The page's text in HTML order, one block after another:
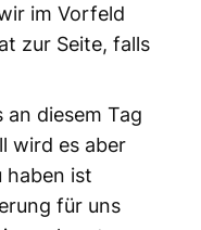
im Vorfeld
zur Seite, falls
diesem Tag
wird es aber
haben ist
für uns